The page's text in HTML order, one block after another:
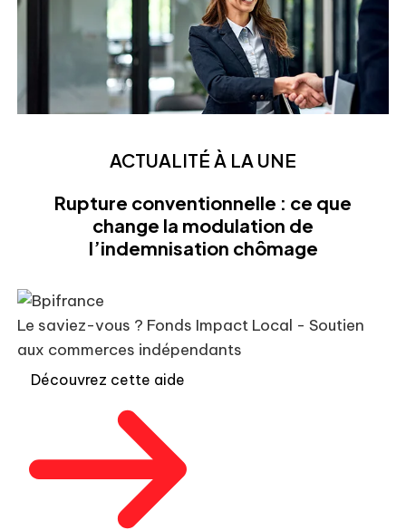
ACTUALITÉ À LA UNE
Rupture conventionnelle : ce que
change la modulation de
l’indemnisation chômage
Le saviez-vous ? Fonds Impact Local - Soutien
aux commerces indépendants
Découvrez cette aide